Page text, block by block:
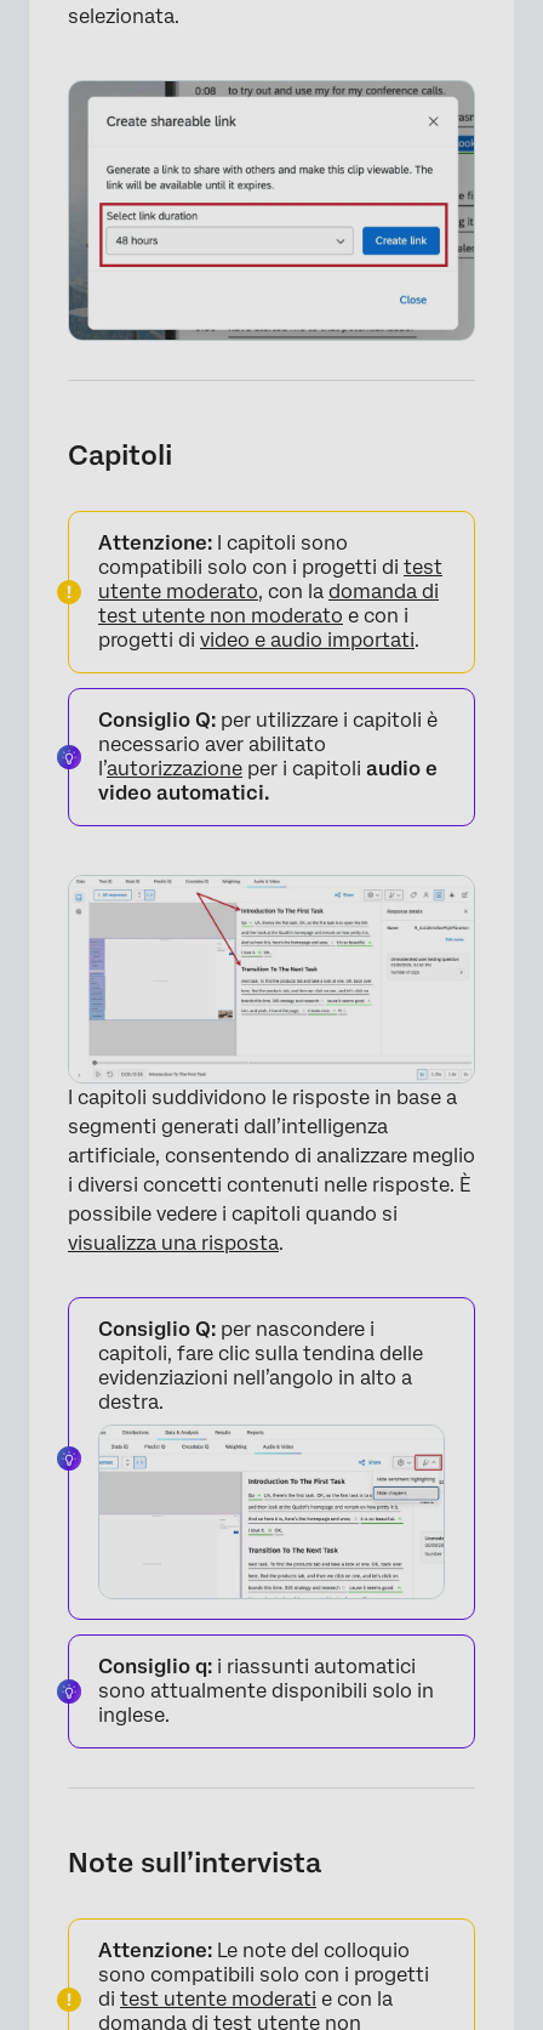
selezionata.
Capitoli
Attenzione: I capitoli sono
compatibili solo con i progetti di test
utente moderato, con la domanda di
test utente non moderato e con i
progetti di video e audio importati.
Consiglio Q: per utilizzare i capitoli è
necessario aver abilitato
l’autorizzazione per i capitoli audio e
video automatici.
×
I capitoli suddividono le risposte in base a
segmenti generati dall’intelligenza
artificiale, consentendo di analizzare meglio
i diversi concetti contenuti nelle risposte. È
possibile vedere i capitoli quando si
visualizza una risposta.
Consiglio Q: per nascondere i
capitoli, fare clic sulla tendina delle
evidenziazioni nell’angolo in alto a
destra.
Consiglio q: i riassunti automatici
sono attualmente disponibili solo in
inglese.
Note sull’intervista
Attenzione: Le note del colloquio
sono compatibili solo con i progetti
di test utente moderati e con la
domanda di test utente non